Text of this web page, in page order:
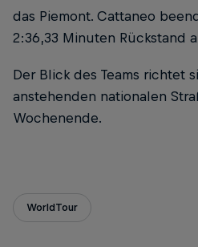
das Piemont. Cattaneo
2:36,33 Minuten Rückstand
Der Blick des Teams richtet
anstehenden nationalen
Wochenende.
WorldTour